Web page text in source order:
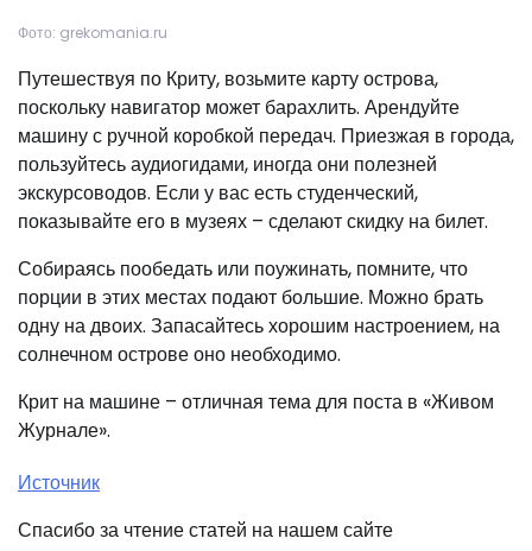
Фото: grekomania.ru
Путешествуя по Криту, возьмите карту острова,
поскольку навигатор может барахлить. Арендуйте
машину с ручной коробкой передач. Приезжая в города,
пользуйтесь аудиогидами, иногда они полезней
экскурсоводов. Если у вас есть студенческий,
показывайте его в музеях – сделают скидку на билет.
Собираясь пообедать или поужинать, помните, что
порции в этих местах подают большие. Можно брать
одну на двоих. Запасайтесь хорошим настроением, на
солнечном острове оно необходимо.
Крит на машине – отличная тема для поста в «Живом
Журнале».
Источник
Спасибо за чтение статей на нашем сайте